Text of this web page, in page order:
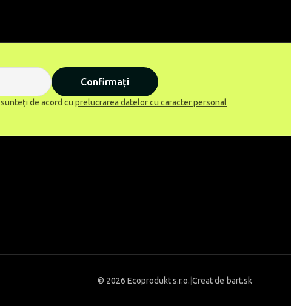
Confirmați
de acord cu prelucrarea datelor cu caracter personal
© 2026 Ecoprodukt s.r.o. Creat de bart.sk